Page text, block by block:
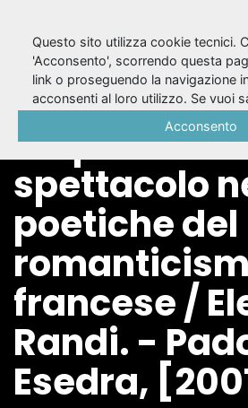
Anatomia
corporeità e
spettacolo
poetiche del
francese /
Randi. -
Esedra,
Questo sito utilizza cookie tecnici.
'Acconsento', scorrendo questa
link o proseguendo la navigazione
acconsenti al loro utilizzo. Se vuoi
Acconsento